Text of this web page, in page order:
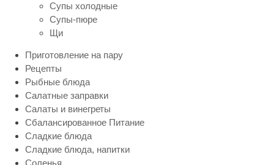
Супы холодные
Супы-пюре
Щи
Приготовление на пару
Рецепты
Рыбные блюда
Салатные заправки
Салаты и винегреты
Сбалансированное Питание
Сладкие блюда
Сладкие блюда, напитки
Соленья